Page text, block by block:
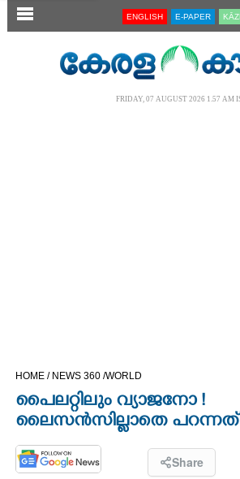
SECTIONS
CINEMA
OPINION
PHOTOS
ENGLISH E-PAPER
FRIDAY, 07 AUGUST 2026 1.57 AM
HOME / NEWS 360 /WORLD
പൈലറ്റിലും വ്യാജനോ !
ലൈസൻസില്ലാതെ പറന്നത്
Share